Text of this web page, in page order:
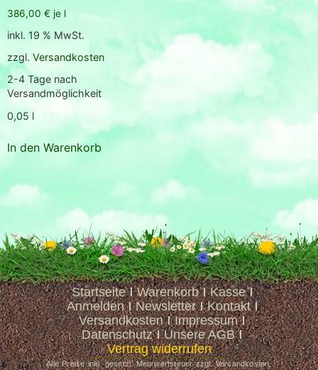
386,00 € je l
inkl. 19 % MwSt.
zzgl. Versandkosten
2-4 Tage nach
Versandmöglichkeit
0,05 l
In den Warenkorb
Startseite Warenkorb
Kasse
Anmelden
Newsletter
Kontakt
Versandkosten
Impressum
Datenschutz
Unsere AGB
Vertrag widerrufen
Alle Preise inkl. gesetzl. Mehrwertsteuer zzgl. Versandkosten,